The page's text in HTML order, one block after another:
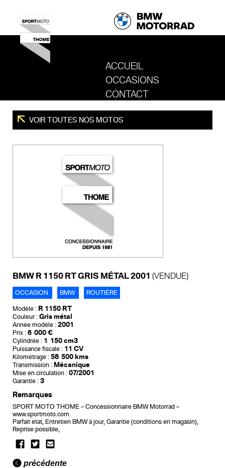
ACCUEIL
REVENIR AU SITE DE SPORT MOTO
OCCASIONS
CONTACT
VOIR TOUTES NOS MOTOS
BMW R 1150 RT GRIS MÉTAL 2001 (VENDUE)
OCCASION BMW ROUTIÈRE
Modèle : R 1150 RT
Couleur : Gris métal
Année modèle : 2001
Prix : 6 000 €
Cylindrée : 1 150 cm3
Puissance fiscale : 11 CV
Kilométrage : 58 500 kms
Transmission : Mécanique
Mise en circulation : 07/2001
Garantie : 3
Remarques
SPORT MOTO THOME – Concessionnaire BMW Motorrad –
www.sportmoto.com
Parfait état, Entretien BMW à jour, Garantie (conditions en magasin),
Reprise possible,
précédente